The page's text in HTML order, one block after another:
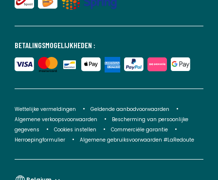
BETALINGSMOGELIJKHEDEN :
Wettelijke vermeldingen
Geldende aanbodvoorwaarden
Algemene verkoopsvoorwaarden
Bescherming van persoonlijke
gegevens
Cookies instellen
Commerciële garantie
Herroepingformulier
Algemene gebruiksvoorwaarden #LaRedoute